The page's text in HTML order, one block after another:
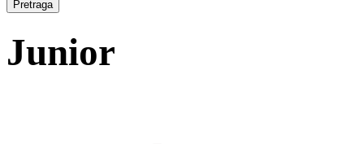
Junior